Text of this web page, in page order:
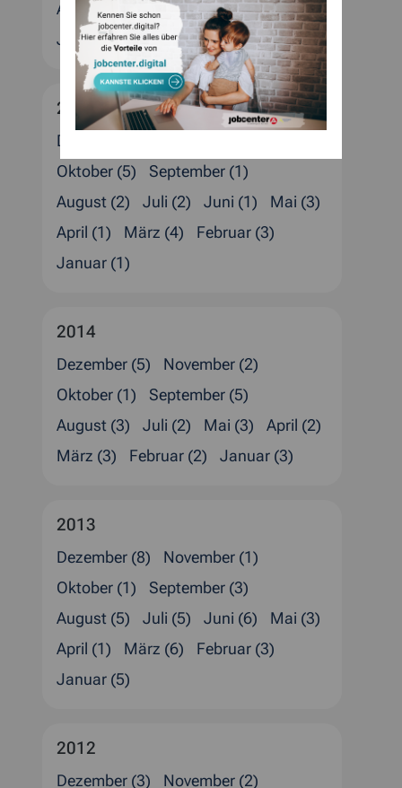
April (4) März (2)
Februar (4)
Januar (3)
2015
Dezember (4)
Oktober (5)
September (1)
August (2)
Juli (2) Juni (1)
Mai (3)
April (1)
März (4)
Februar (3)
Januar (1)
2014
Dezember (5)
November (2)
Oktober (1)
September (5)
August (3)
Juli (2) Mai (3)
April (2)
März (3)
Februar (2) Januar (3)
2013
Dezember (8)
November (1)
Oktober (1)
September (3)
August (5)
Juli (5) Juni (6)
Mai (3)
April (1)
März (6)
Februar (3)
Januar (5)
2012
Dezember (3)
November (2)